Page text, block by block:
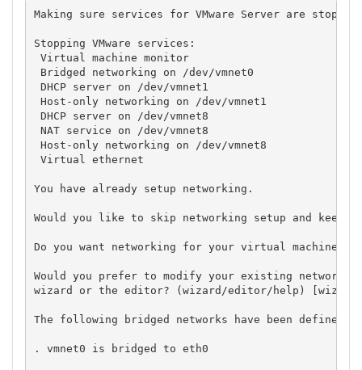
Making sure services for VMware Server are
Stopping VMware services:
Virtual machine monitor
Bridged networking on /dev/vmnet0
DHCP server on /dev/vmnet1
Host-only networking on /dev/vmnet1
DHCP server on /dev/vmnet8
NAT service on /dev/vmnet8
Host-only networking on /dev/vmnet8
Virtual ethernet
You have already setup networking.
Would you like to skip networking setup and keep
Do you want networking for your virtual
Would you prefer to modify your existing
wizard or the editor? (wizard/editor/help)
The following bridged networks have been defined:
. vmnet0 is bridged to eth0